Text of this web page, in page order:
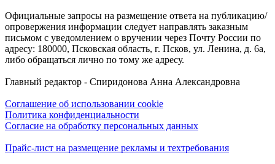
Официальные запросы на размещение ответа на публикацию/
опровержения информации следует направлять заказным
письмом с уведомлением о вручении через Почту России по
адресу: 180000, Псковская область, г. Псков, ул. Ленина, д. 6а,
либо обращаться лично по тому же адресу.
Главный редактор - Спиридонова Анна Александровна
Соглашение об использовании cookie
Политика конфиденциальности
Согласие на обработку персональных данных
Прайс-лист на размещение рекламы и техтребования